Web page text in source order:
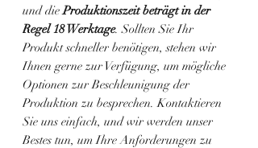
und dieProduktionszeit beträgt in der
Regel 18 Werktage. Sollten Sie Ihr
Produkt schneller benötigen, stehen wir
Ihnen gerne zur Verfügung, um mögliche
Optionen zur Beschleunigung der
Produktion zu besprechen. Kontaktieren
Sie uns einfach, und wir werden unser
Bestes tun, um Ihre Anforderungen zu